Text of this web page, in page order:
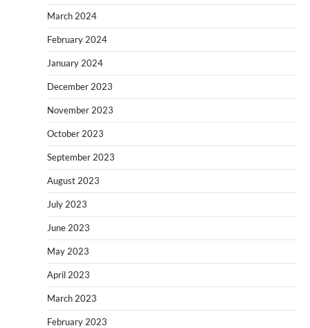
March 2024
February 2024
January 2024
December 2023
November 2023
October 2023
September 2023
August 2023
July 2023
June 2023
May 2023
April 2023
March 2023
February 2023